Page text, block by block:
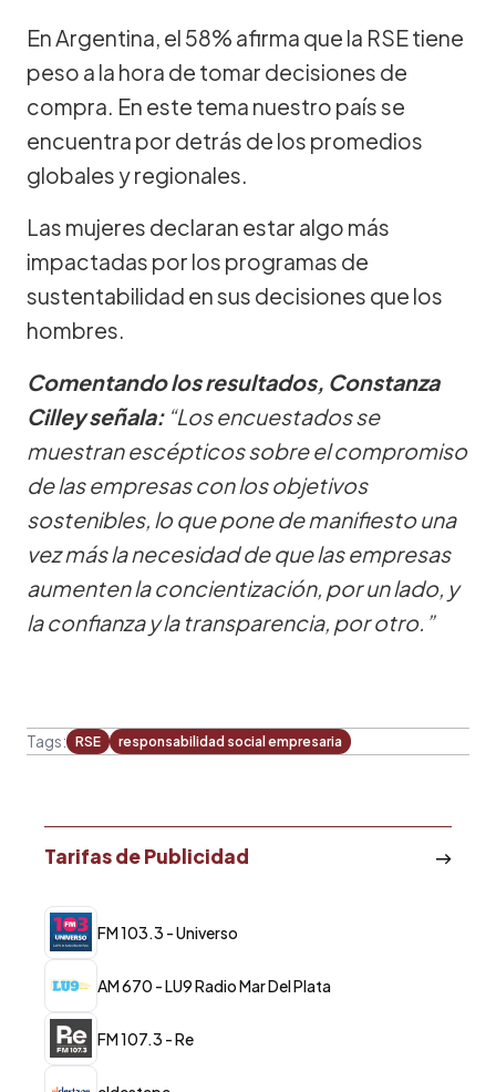
En Argentina, el 58% afirma que la RSE tiene
peso a la hora de tomar decisiones de
compra. En este tema nuestro país se
encuentra por detrás de los promedios
globales y regionales.
Las mujeres declaran estar algo más
impactadas por los programas de
sustentabilidad en sus decisiones que los
hombres.
Comentando los resultados, Constanza
Cilley señala:“Los encuestados se
muestran escépticos sobre el compromiso
de las empresas con los objetivos
sostenibles, lo que pone de manifiesto una
vez más la necesidad de que las empresas
aumenten la concientización, por un lado, y
la confianza y la transparencia, por otro.”
Tags: RSE responsabilidad social empresaria
Tarifas de Publicidad
FM 103.3 - Universo
AM 670 - LU9 Radio Mar Del Plata
FM 107.3 - Re